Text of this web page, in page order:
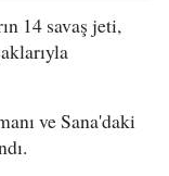
14 savaş jeti,
ve Sana'daki